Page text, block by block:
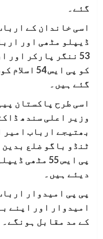
گئے۔
ڈیپلو مٹھی اور
53 ننگر پارکر
کو پی ایس
گئے ہیں۔
اسی طرح پاکستان
وزیر اعلی سندھ
ٹنڈو باگو ضلع
پی ایس 55
دیئے ہیں۔
پی پی امیدوار
امیدوار اور اپنے
کے مد مقابل ہونگے۔